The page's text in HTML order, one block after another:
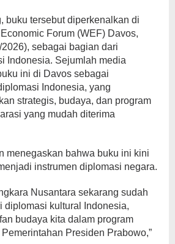
buku tersebut diperkenalkan di
Forum (WEF) Davos,
sebagai bagian dari
Indonesia. Sejumlah media
ini di Davos sebagai
Indonesia, yang
strategis, budaya, dan program
yang mudah diterima
menegaskan bahwa buku ini kini
instrumen diplomasi negara.
Nusantara sekarang sudah
diplomasi kultural Indonesia,
budaya kita dalam program
Presiden Prabowo,”